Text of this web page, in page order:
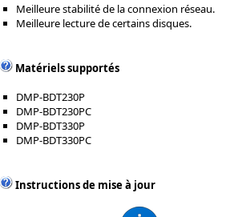
Meilleure stabilité de la connexion réseau.
Meilleure lecture de certains disques.
Matériels supportés
DMP-BDT230P
DMP-BDT230PC
DMP-BDT330P
DMP-BDT330PC
Instructions de mise à jour